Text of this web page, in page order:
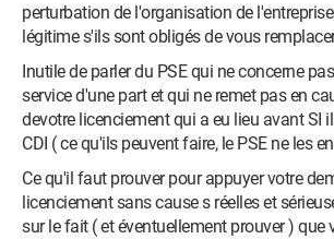
perturbation de l'organisation de
légitime s'ils sont obligés de vous
Inutile de parler du PSE qui ne concerne
service d'une part et qui ne remet pas en
devotre licenciement qui a eu lieu avant SI
CDI ( ce qu'ils peuvent faire, le PSE ne les
Ce qu'il faut prouver pour appuyer votre
licenciement sans cause s réelles et
sur le fait ( et éventuellement prouver ) que